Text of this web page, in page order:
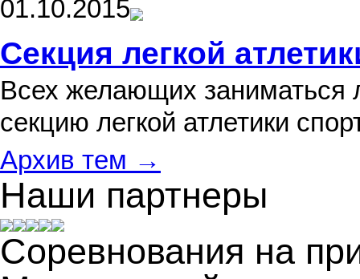
01.10.2015
Секция легкой
Всех желающих заниматься
секцию легкой атлетики
Архив тем →
Наши партнеры
Соревнования на